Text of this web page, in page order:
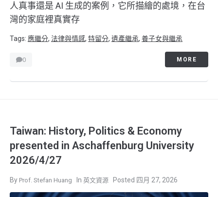
人真事還是 AI 生成的案例，它所描繪的處境，在台
灣的家庭裡真實存
Tags: 應繼分, 法律與情感, 特留分, 遺產繼承, 養子女與繼承
0 MORE
Taiwan: History, Politics & Economy
presented in Aschaffenburg University
2026/4/27
Prof. Stefan Huang 英文資源 四月 27, 2026